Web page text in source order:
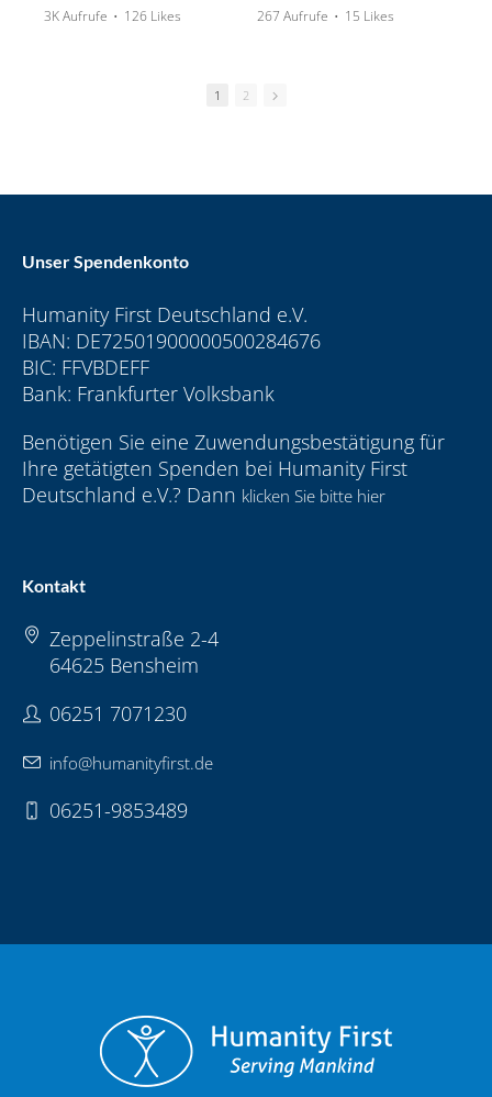
3K Aufrufe • 126 Likes
267 Aufrufe • 15 Likes
1 2
Unser Spendenkonto
Humanity First Deutschland e.V.
IBAN: DE72501900000500284676
BIC: FFVBDEFF
Bank: Frankfurter Volksbank
Benötigen Sie eine Zuwendungsbestätigung für
Ihre getätigten Spenden bei Humanity First
Deutschland e.V.? Dann klicken Sie bitte hier
Kontakt
Zeppelinstraße 2-4
64625 Bensheim
06251 7071230
info@humanityfirst.de
06251-9853489